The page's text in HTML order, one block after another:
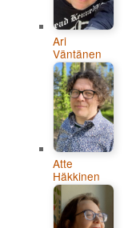
Ari
Väntänen
Atte
Häkkinen